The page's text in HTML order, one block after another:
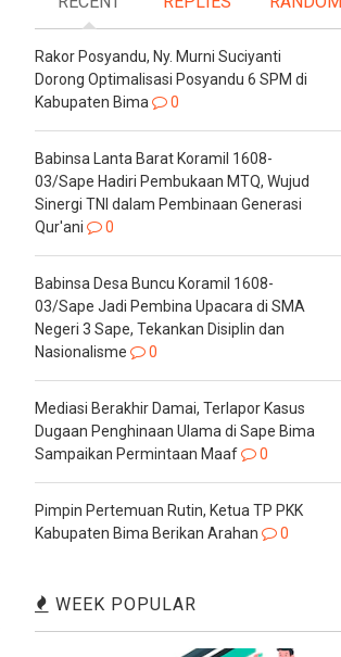
Rakor Posyandu, Ny. Murni Suciyanti
Dorong Optimalisasi Posyandu 6 SPM di
Kabupaten Bima
0
Babinsa Lanta Barat Koramil 1608-
03/Sape Hadiri Pembukaan MTQ, Wujud
Sinergi TNI dalam Pembinaan Generasi
Qur'ani
0
Babinsa Desa Buncu Koramil 1608-
03/Sape Jadi Pembina Upacara di SMA
Negeri 3 Sape, Tekankan Disiplin dan
Nasionalisme
0
Mediasi Berakhir Damai, Terlapor Kasus
Dugaan Penghinaan Ulama di Sape Bima
Sampaikan Permintaan Maaf
0
Pimpin Pertemuan Rutin, Ketua TP PKK
Kabupaten Bima Berikan Arahan
0
WEEK POPULAR